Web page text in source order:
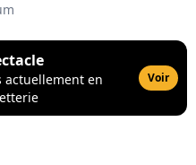
actuellement en
Voir